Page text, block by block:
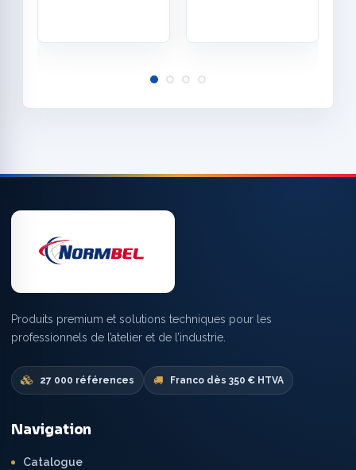
Produits premium et solutions techniques pour les
professionnels de l’atelier et de l’industrie.
27 000 références Franco dès 350 € HTVA
Navigation
Catalogue